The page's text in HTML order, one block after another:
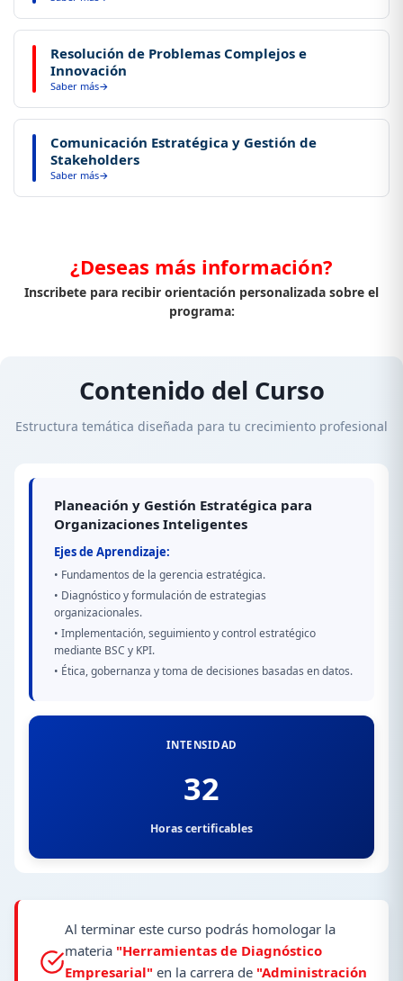
Coordinar recursos humanos, financieros y tecnológicos en
función de los objetivos estratégicos de la organización.
Resolución de Problemas Complejos e
Innovación
Saber más
Identificar causas raíz, evaluar alternativas y proponer
soluciones innovadoras a desafíos organizacionales de alta
complejidad.
Comunicación Estratégica y Gestión de
Stakeholders
Saber más
¿Deseas más información?
Inscribete para recibir orientación personalizada sobre el
programa:
Contenido del Curso
Estructura temática diseñada para tu crecimiento profesional
Planeación y Gestión Estratégica para
Organizaciones Inteligentes
Ejes de Aprendizaje:
• Fundamentos de la gerencia estratégica.
• Diagnóstico y formulación de estrategias
organizacionales.
• Implementación, seguimiento y control estratégico
mediante BSC y KPI.
• Ética, gobernanza y toma de decisiones basadas en datos.
INTENSIDAD
32
Horas certificables
Al terminar este curso podrás homologar la
materia "Herramientas de Diagnóstico
Empresarial" en la carrera de "Administración